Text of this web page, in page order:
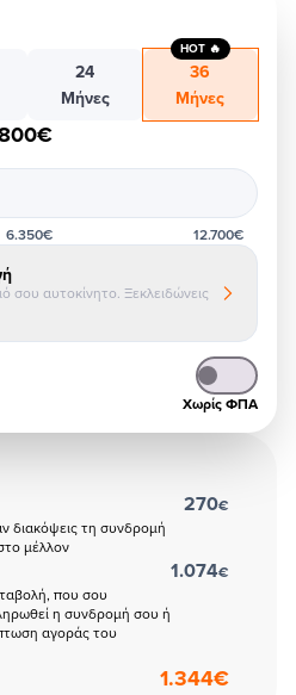
24
Μήνες
36
Μήνες
HOT 🔥
6.350€ 12.700€
σου αυτοκίνητο. Ξεκλειδώνεις
Χωρίς ΦΠΑ
διακόψεις τη συνδρομή
μέλλον
270€
που σου
η συνδρομή σου ή
αγοράς του
1.074€
1.344€